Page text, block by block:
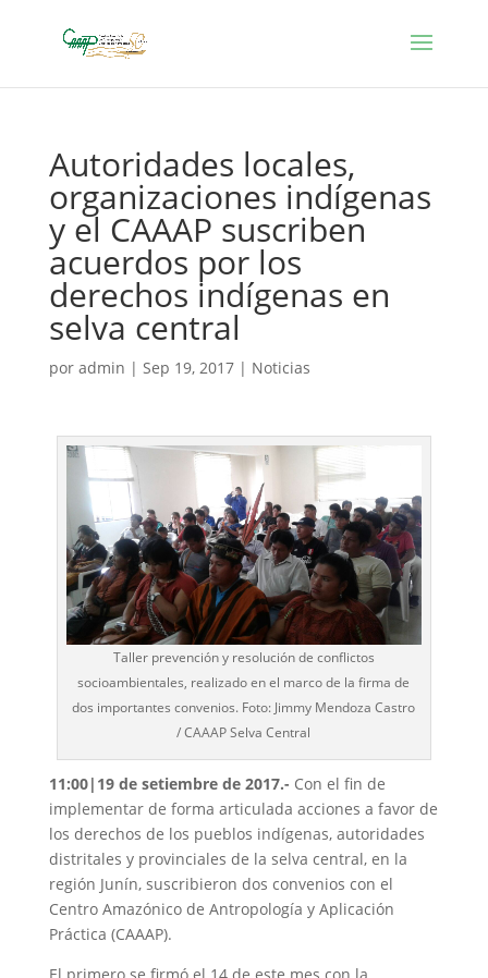
Autoridades locales,
organizaciones indígenas
y el CAAAP suscriben
acuerdos por los
derechos indígenas en
selva central
por admin | Sep 19, 2017| Noticias
Taller prevención y resolución de conflictos
socioambientales, realizado en el marco de la firma de
dos importantes convenios. Foto: Jimmy Mendoza Castro
/ CAAAP Selva Central
11:00|19 de setiembre de 2017.- Con el fin de
implementar de forma articulada acciones a favor de
los derechos de los pueblos indígenas, autoridades
distritales y provinciales de la selva central, en la
región Junín, suscribieron dos convenios con el
Centro Amazónico de Antropología y Aplicación
Práctica (CAAAP).